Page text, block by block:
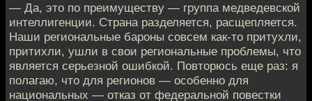
— Да, это по преимуществу — группа медведевской
интеллигенции. Страна разделяется, расщепляется.
Наши региональные бароны совсем как-то притухли,
притихли, ушли в свои региональные проблемы, что
является серьезной ошибкой. Повторюсь еще раз: я
полагаю, что для регионов — особенно для
национальных — отказ от федеральной повестки